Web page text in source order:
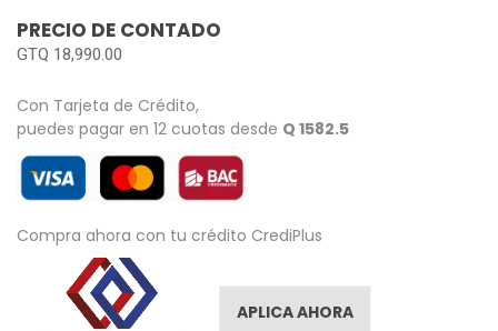
PRECIO DE CONTADO
GTQ 18,990.00
Con Tarjeta de Crédito,
puedes pagar en 12 cuotas desde Q 1582.5
Compra ahora con tu crédito CrediPlus
APLICA AHORA
gallery